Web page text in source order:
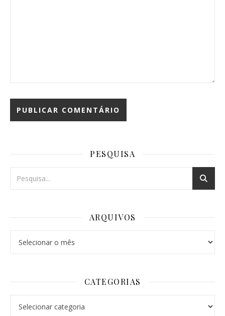
PESQUISA
ARQUIVOS
CATEGORIAS